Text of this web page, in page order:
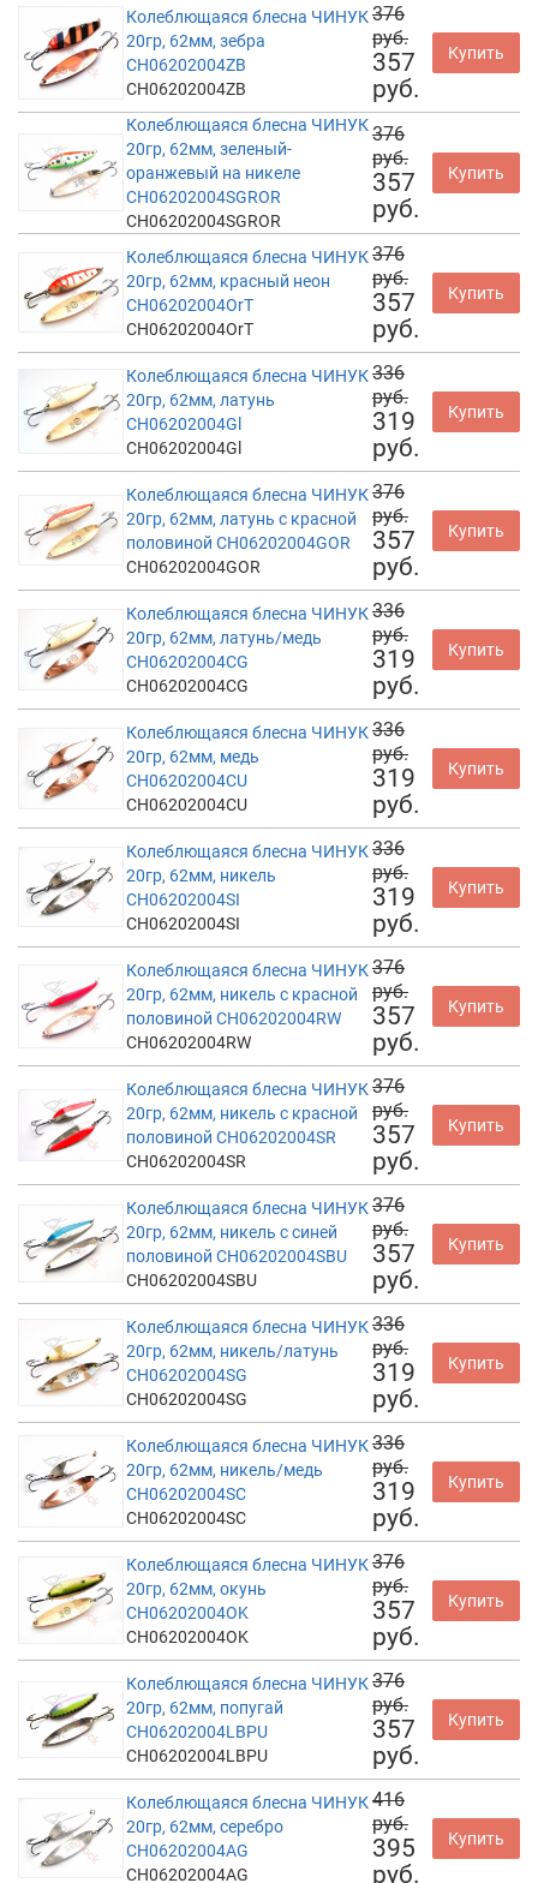
Колеблющаяся блесна ЧИНУК
20гр, 62мм, зебра
CH06202004ZB
CH06202004ZB
376
руб.
357
руб.
Купить
Колеблющаяся блесна ЧИНУК
20гр, 62мм, зеленый-
оранжевый на никеле
CH06202004SGROR
CH06202004SGROR
376
руб.
357
руб.
Купить
Колеблющаяся блесна ЧИНУК
20гр, 62мм, красный неон
CH06202004OrT
CH06202004OrT
376
руб.
357
руб.
Купить
Колеблющаяся блесна ЧИНУК
20гр, 62мм, латунь
CH06202004Gl
CH06202004Gl
336
руб.
319
руб.
Купить
Колеблющаяся блесна ЧИНУК
20гр, 62мм, латунь с красной
половиной CH06202004GOR
CH06202004GOR
376
руб.
357
руб.
Купить
Колеблющаяся блесна ЧИНУК
20гр, 62мм, латунь/медь
CH06202004CG
CH06202004CG
336
руб.
319
руб.
Купить
Колеблющаяся блесна ЧИНУК
20гр, 62мм, медь
CH06202004CU
CH06202004CU
336
руб.
319
руб.
Купить
Колеблющаяся блесна ЧИНУК
20гр, 62мм, никель
CH06202004SI
CH06202004SI
336
руб.
319
руб.
Купить
Колеблющаяся блесна ЧИНУК
20гр, 62мм, никель с красной
половиной CH06202004RW
CH06202004RW
376
руб.
357
руб.
Купить
Колеблющаяся блесна ЧИНУК
20гр, 62мм, никель с красной
половиной CH06202004SR
CH06202004SR
376
руб.
357
руб.
Купить
Колеблющаяся блесна ЧИНУК
20гр, 62мм, никель с синей
половиной CH06202004SBU
CH06202004SBU
376
руб.
357
руб.
Купить
Колеблющаяся блесна ЧИНУК
20гр, 62мм, никель/латунь
CH06202004SG
CH06202004SG
336
руб.
319
руб.
Купить
Колеблющаяся блесна ЧИНУК
20гр, 62мм, никель/медь
CH06202004SC
CH06202004SC
336
руб.
319
руб.
Купить
Колеблющаяся блесна ЧИНУК
20гр, 62мм, окунь
CH06202004OK
CH06202004OK
376
руб.
357
руб.
Купить
Колеблющаяся блесна ЧИНУК
20гр, 62мм, попугай
CH06202004LBPU
CH06202004LBPU
376
руб.
357
руб.
Купить
Колеблющаяся блесна ЧИНУК
20гр, 62мм, серебро
CH06202004AG
CH06202004AG
416
руб.
395
руб.
Купить